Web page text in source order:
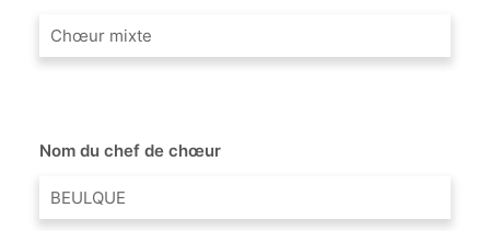
Chœur mixte
Nom du chef de chœur
BEULQUE